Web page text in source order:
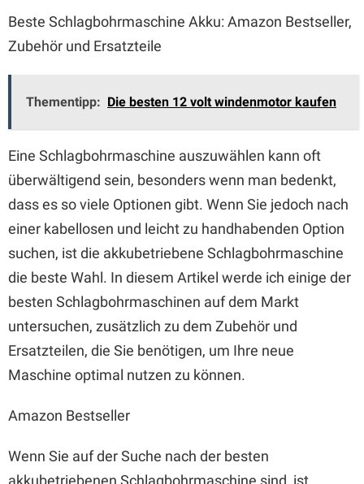
Beste Schlagbohrmaschine Akku: Amazon Bestseller,
Zubehör und Ersatzteile
Thementipp: Die besten 12 volt windenmotor kaufen
Eine Schlagbohrmaschine auszuwählen kann oft
überwältigend sein, besonders wenn man bedenkt,
dass es so viele Optionen gibt. Wenn Sie jedoch nach
einer kabellosen und leicht zu handhabenden Option
suchen, ist die akkubetriebene Schlagbohrmaschine
die beste Wahl. In diesem Artikel werde ich einige der
besten Schlagbohrmaschinen auf dem Markt
untersuchen, zusätzlich zu dem Zubehör und
Ersatzteilen, die Sie benötigen, um Ihre neue
Maschine optimal nutzen zu können.
Amazon Bestseller
Wenn Sie auf der Suche nach der besten
akkubetriebenen Schlagbohrmaschine sind, ist